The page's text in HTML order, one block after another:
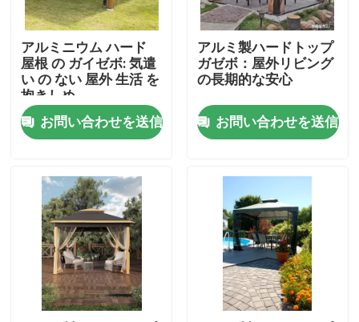
工場旅行
品質管理
私達に連絡しなさい
引用を要求しなさい
アルミニウム テラスのパーゴラ
アルミニウム ルーバー付きのパーゴラ
アルミニウム ハード
屋根 の ガイゼボ: 気遣
い の ない 屋外 生活 を
抱きしめ
お問い合わせを送信
アルミ製ハードトップ
ガゼボ：屋外リビング
の長期的な安心
お問い合わせを送信